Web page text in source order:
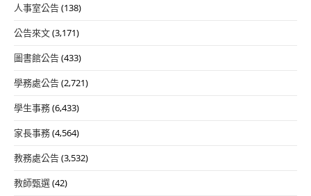
人事室公告(138)
公告來文(3,171)
圖書館公告(433)
學務處公告(2,721)
學生事務(6,433)
家長事務(4,564)
教務處公告(3,532)
教師甄選(42)